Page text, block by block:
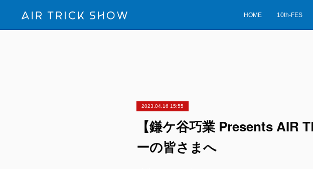
HOME 10th-FES
2023.04.16 15:55
【鎌ケ谷巧業 Presents AIR
ーの皆さまへ